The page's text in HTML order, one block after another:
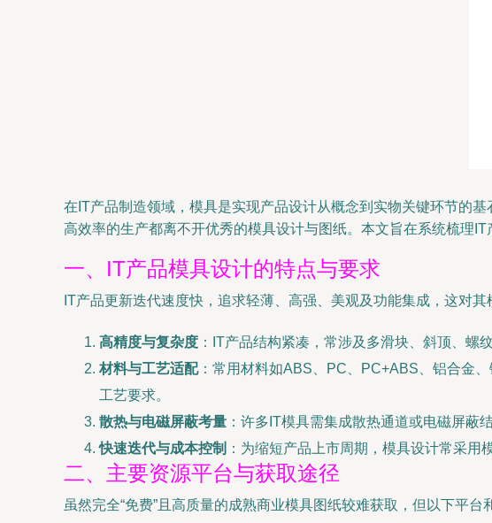
在IT产品制造领域，模具是实现产品设计从概念到实物关键环节的
高效率的生产都离不开优秀的模具设计与图纸。本文旨在系统梳理
一、IT产品模具设计的特点与要求
IT产品更新迭代速度快，追求轻薄、高强、美观及功能集成，这对其
高精度与复杂度 ：IT产品结构紧凑，常涉及多滑块、斜顶、螺
材料与工艺适配：常用材料如ABS、PC、PC+ABS、铝合金
工艺要求。
散热与电磁屏蔽考量 ：许多IT模具需集成散热通道或电磁屏蔽
快速迭代与成本控制 ：为缩短产品上市周期，模具设计常采用
二、主要资源平台与获取途径
虽然完全“免费”且高质量的成熟商业模具图纸较难获取，但以下平